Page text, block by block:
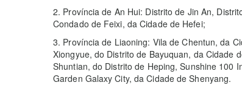
2. Província de An Hui: Distrito de Jin An,
Condado de Feixi, da Cidade de Hefei;
3. Província de Liaoning: Vila de Chentun, da
Xiongyue, do Distrito de Bayuquan, da Cidade
Shuntian, do Distrito de Heping, Sunshine 100
Garden Galaxy City, da Cidade de Shenyang.